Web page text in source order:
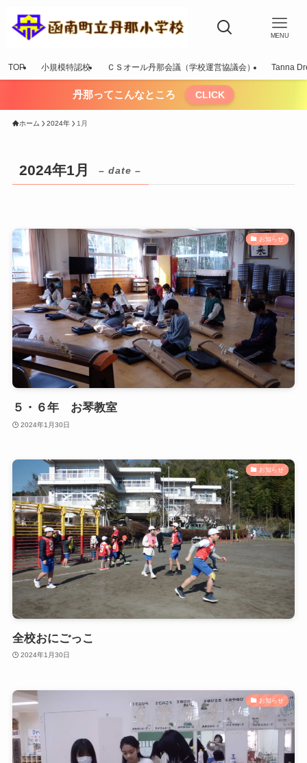
MENU
TOP 小規模特認校 ＣＳオール丹那会議（学校運営協議会） Tanna
丹那ってこんなところ CLICK
ホーム 2024年 1月
2024年1月 – date –
お知らせ
５・６年 お琴教室
2024年1月30日
お知らせ
全校おにごっこ
2024年1月30日
お知らせ